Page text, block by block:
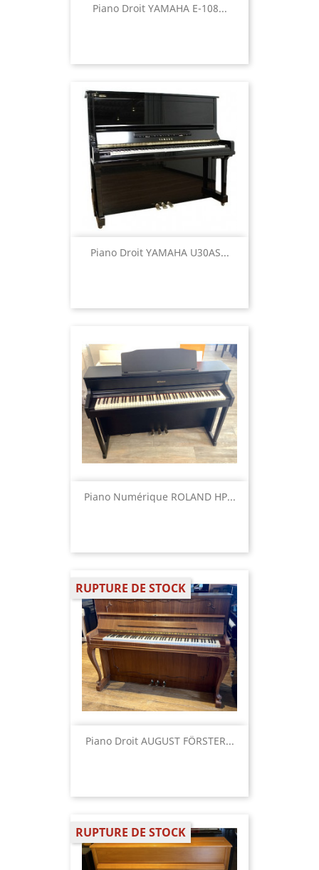
Piano Droit YAMAHA E-108...
Piano Droit YAMAHA U30AS...
Piano Numérique ROLAND HP...
Piano Droit AUGUST FÖRSTER...
RUPTURE DE STOCK
RUPTURE DE STOCK